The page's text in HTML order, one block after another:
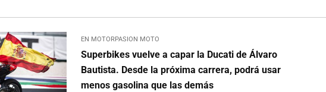
EN MOTORPASION MOTO
Superbikes vuelve a capar la Ducati de Álvaro
Bautista. Desde la próxima carrera, podrá usar
menos gasolina que las demás